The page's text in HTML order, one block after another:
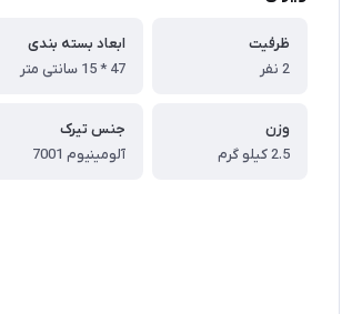
ظرفیت
2 نفر
ابعاد بسته بندی
47 * 15 سانتی متر
وزن
2.5 کیلو گرم
جنس تیرک
آلومینیوم 7001